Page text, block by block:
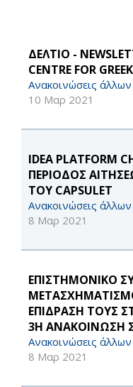
ΔΕΛΤΙΟ -
CENTRE FOR
Ανακοινώσεις
10 Μαρ 2021
IDEA PLATFORM
ΠΕΡΙΟΔΟΣ
ΤΟΥ CAPSULET
Ανακοινώσεις
8 Μαρ 2021
ΕΠΙΣΤΗΜΟΝΙΚΟ
ΕΠΙΔΡΑΣΗ ΤΟΥΣ
3Η ΑΝΑΚΟΙΝΩΣΗ
Ανακοινώσεις
8 Μαρ 2021